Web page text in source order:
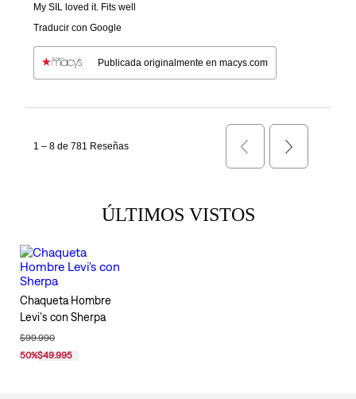
ÚLTIMOS VISTOS
Chaqueta Hombre
Levi's con Sherpa
$99.990
50%$49.995